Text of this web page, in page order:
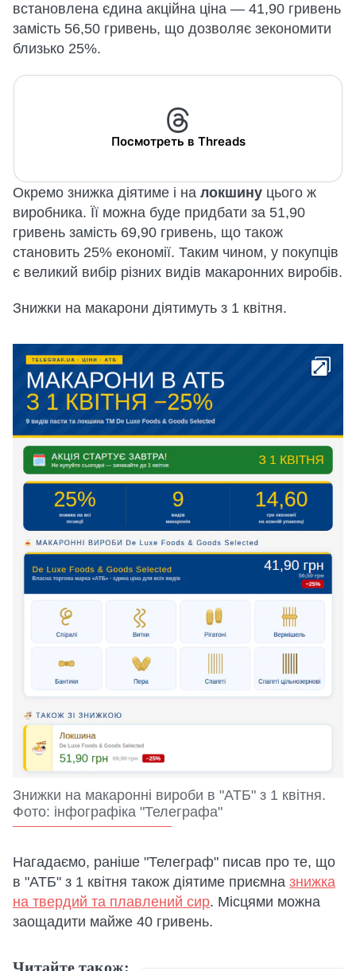
встановлена єдина акційна ціна — 41,90 гривень
замість 56,50 гривень, що дозволяє зекономити
близько 25%.
Посмотреть в Threads
Окремо знижка діятиме і на локшину цього ж
виробника. Її можна буде придбати за 51,90
гривень замість 69,90 гривень, що також
становить 25% економії. Таким чином, у покупців
є великий вибір різних видів макаронних виробів.
Знижки на макарони діятимуть з 1 квітня.
Знижки на макаронні вироби в "АТБ" з 1 квітня.
Фото: інфографіка "Телеграфа"
Нагадаємо, раніше "Телеграф" писав про те, що
в "АТБ" з 1 квітня також діятиме приємна знижка
на твердий та плавлений сир. Місцями можна
заощадити майже 40 гривень.
Читайте також: